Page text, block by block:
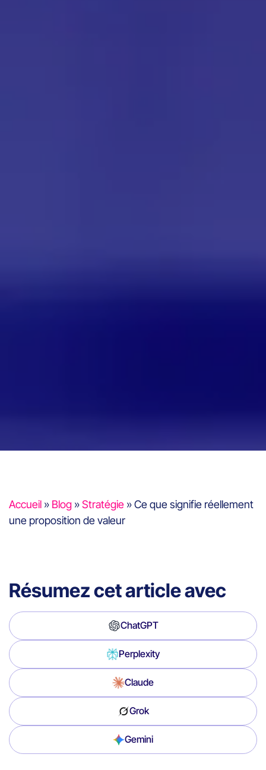
Accueil » Blog »Stratégie »Ce que signifie réellement
une proposition de valeur
Résumez cet article avec
ChatGPT
Perplexity
Claude
Grok
Gemini